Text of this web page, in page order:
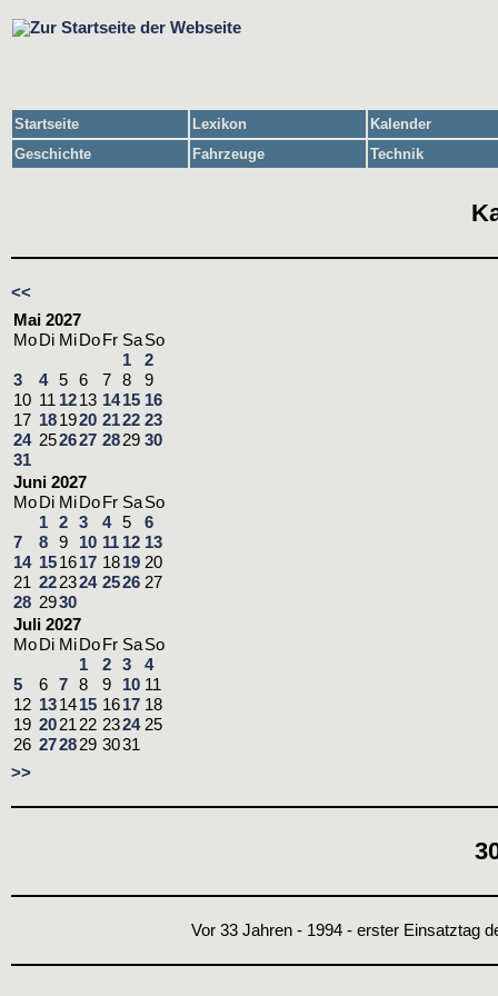
Startseite Lexikon
Kalender
Geschichte
Fahrzeuge Technik
<<
Mai 2027
Mo Di Mi Do Fr SaSo
1
2
3
4 5 6 7 8
9
10 11 1213 1415 16
17 181920 2122 23
24 252627 2829 30
31
Juni 2027
Mo Di Mi Do Fr SaSo
1
2 3 4 5
6
7
8 9 10 11 12 13
14 151617 1819 20
21 222324 2526 27
28 2930
Juli 2027
Mo Di Mi Do Fr SaSo
1
2 3
4
5
6 7 8 9 10 11
12 131415 1617 18
19 2021 22 2324 25
26 272829 3031
>>
Vor 33 Jahren - 1994 - erster Einsatztag